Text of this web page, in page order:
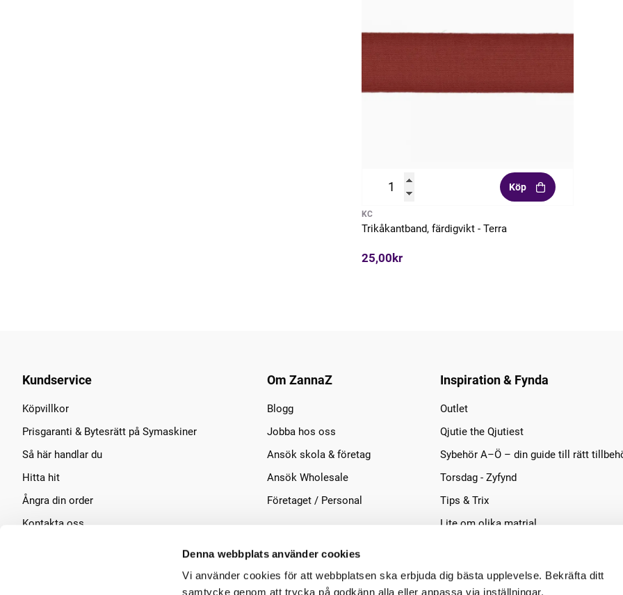
Denna webbplats använder cookies
Vi använder cookies för att webbplatsen ska erbjuda dig bästa upplevelse. Bekräfta ditt
samtycke genom att trycka på godkänn alla eller anpassa via inställningar.
Köp
KC
Trikåkantband, färdigvikt - Terra
25,00kr
Kundservice
Köpvillkor
Prisgaranti & Bytesrätt på Symaskiner
Så här handlar du
Hitta hit
Ångra din order
Kontakta oss
Om ZannaZ
Blogg
Jobba hos oss
Ansök skola & företag
Ansök Wholesale
Företaget / Personal
Inspiration & Fynda
Outlet
Qjutie the Qjutiest
Sybehör A–Ö – din guide till rätt
Torsdag - Zyfynd
Tips & Trix
Lite om olika matrial